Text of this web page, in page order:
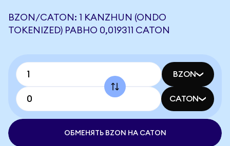
BZON/CATON: 1 KANZHUN (ONDO
TOKENIZED) РАВНО 0,019311 CATON
BZON
CATON
ОБМЕНЯТЬ BZON НА CATON